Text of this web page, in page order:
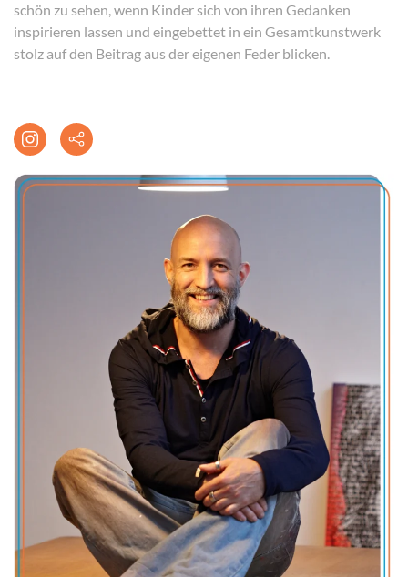
schön zu sehen, wenn Kinder sich von ihren Gedanken
inspirieren lassen und eingebettet in ein Gesamtkunstwerk
stolz auf den Beitrag aus der eigenen Feder blicken.